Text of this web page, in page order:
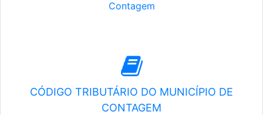
Contagem
CÓDIGO TRIBUTÁRIO DO MUNICÍPIO DE
CONTAGEM